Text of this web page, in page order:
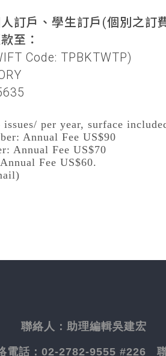
訂戶、學生訂戶(個別之訂
至：
Code: TPBKTWTP)
per year, surface
Annual Fee US$90
Annual Fee US$70
Fee US$60.
聯絡人： 助理編輯吳建宏
電話： 02-2782-9555 #226